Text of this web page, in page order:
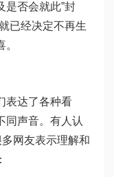
是否会就此”封
已经决定不再生
表达了各种看
同声音。有人认
网友表示理解和